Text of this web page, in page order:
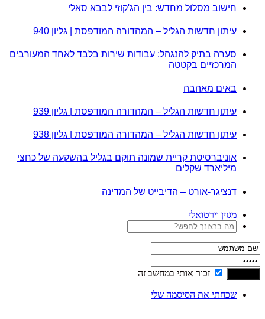
חישוב מסלול מחדש: בין הג'קוזי לבבא סאלי
עיתון חדשות הגליל – המהדורה המודפסת | גליון 940
סערה בתיק להנגהל: עבודות שירות בלבד לאחד המעורבים
המרכזיים בקטטה
באים מאהבה
עיתון חדשות הגליל – המהדורה המודפסת | גליון 939
עיתון חדשות הגליל – המהדורה המודפסת | גליון 938
אוניברסיטת קריית שמונה תוקם בגליל בהשקעה של כחצי
מיליארד שקלים
דנציגר-אורט – הדיבייט של המדינה
מגזין וירטואלי
זכור אותי במחשב זה
שכחתי את הסיסמה שלי